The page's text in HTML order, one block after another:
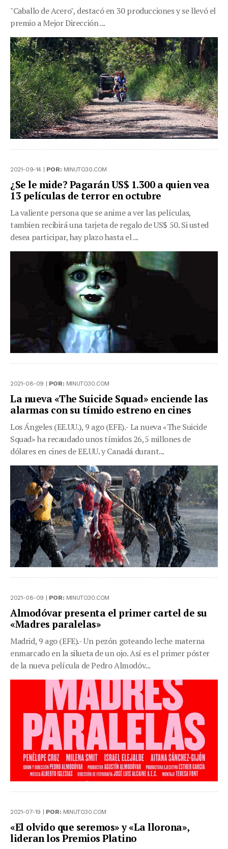
"Caballo de Acero", destacó en 30 producciones y se llevó el
premio a Mejor Dirección ...
2021-09-14 | POR: MINUTO30.COM
¿Se le mide? Pagarán US$ 1.300 a quien vea
13 películas de terror en octubre
La valiente persona que se anime a ver las películas,
tambien recibirá una tarjeta de regalo de US$ 50. Si usted
desea participar, hay plazo hasta el ...
2021-08-09 | POR: MINUTO30.COM
La nueva «The Suicide Squad» enciende las
alarmas con su tímido estreno en cines
Los Ángeles (EE.UU.), 9 ago (EFE).- La nueva «The Suicide
Squad» ha recaudado unos tímidos 26,5 millones de
dólares en cines de EE.UU. y Canadá durant...
2021-08-09 | POR: MINUTO30.COM
Almodóvar presenta el primer cartel de su
«Madres paralelas»
Madrid, 9 ago (EFE).- Un pezón goteando leche materna
enmarcado en la silueta de un ojo. Así es el primer póster
de la nueva película de Pedro Almodóv...
2021-07-19 | POR: MINUTO30.COM
«El olvido que seremos» y «La llorona»,
lideran los Premios Platino